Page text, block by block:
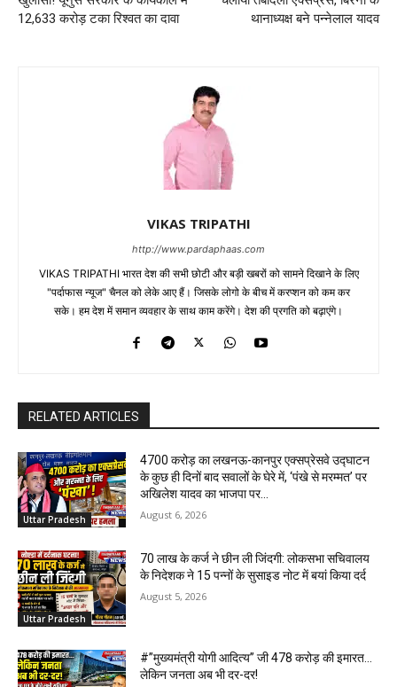
12,633 करोड़ टका रिश्वत का दावा
थानाध्यक्ष बने पन्नेलाल यादव
VIKAS TRIPATHI
http://www.pardaphaas.com
VIKAS TRIPATHI भारत देश की सभी छोटी और बड़ी खबरों को सामने दिखाने के लिए
"पर्दाफास न्यूज" चैनल को लेके आए हैं। जिसके लोगो के बीच में करप्शन को कम कर
सके। हम देश में समान व्यवहार के साथ काम करेंगे। देश की प्रगति को बढ़ाएंगे।
RELATED ARTICLES
Uttar Pradesh
₹4700 करोड़ का लखनऊ-कानपुर एक्सप्रेसवे उद्घाटन
के कुछ ही दिनों बाद सवालों के घेरे में, ‘पंखे से मरम्मत’ पर
अखिलेश यादव का भाजपा पर...
August 6, 2026
Uttar Pradesh
70 लाख के कर्ज ने छीन ली जिंदगी: लोकसभा सचिवालय
के निदेशक ने 15 पन्नों के सुसाइड नोट में बयां किया दर्द
August 5, 2026
#”मुख्यमंत्री योगी आदित्य” जी 478 करोड़ की इमारत…
लेकिन जनता अब भी दर-दर!